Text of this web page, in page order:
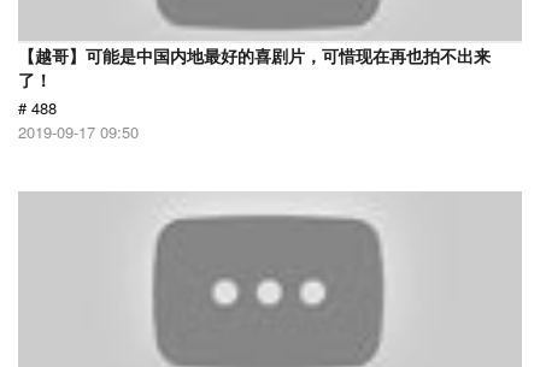
【越哥】可能是中国内地最好的喜剧片，可惜现在再也拍不出来
了！
# 488
2019-09-17 09:50